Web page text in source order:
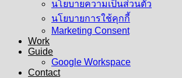
นโยบายความเป็นส่วนตัว
นโยบายการใช้คุกกี้
Marketing Consent
Work
Guide
Google Workspace
Contact